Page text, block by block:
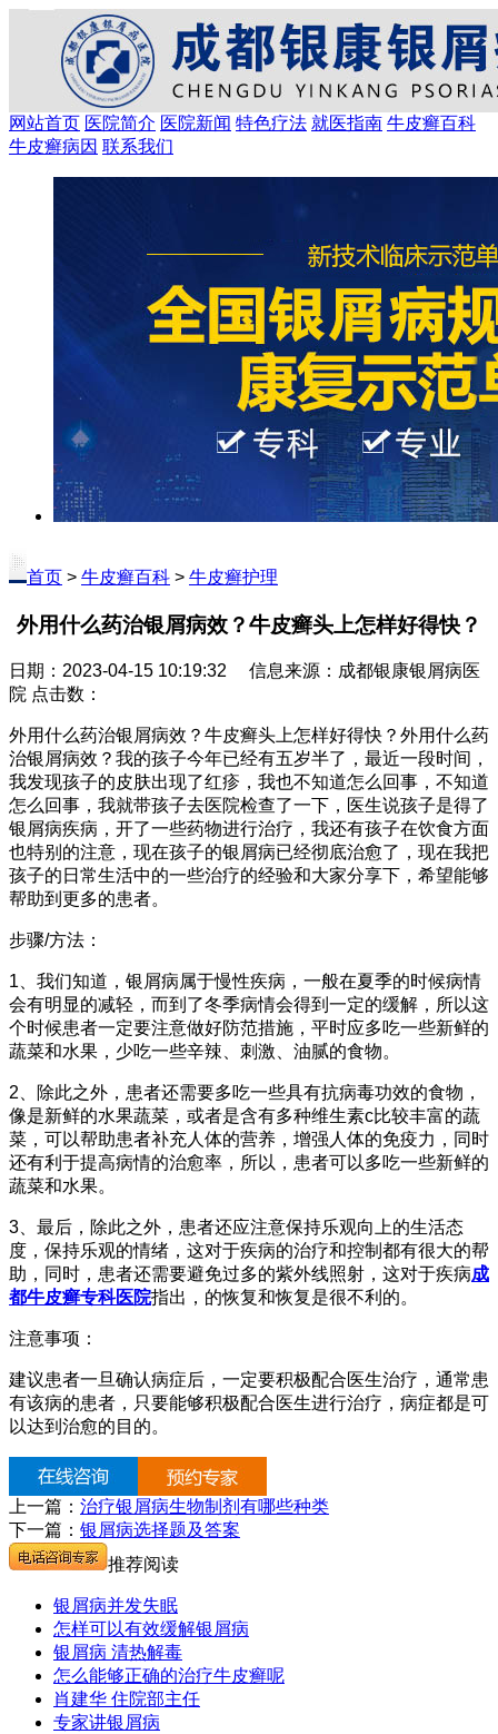
网站首页 医院简介 医院新闻 特色疗法 就医指南 牛皮癣百科
牛皮癣病因 联系我们
首页 > 牛皮癣百科 > 牛皮癣护理
外用什么药治银屑病效？牛皮癣头上怎样好得快？
日期：2023-04-15 10:19:32 信息来源：成都银康银屑病医
院 点击数：
外用什么药治银屑病效？牛皮癣头上怎样好得快？外用什么药
治银屑病效？我的孩子今年已经有五岁半了，最近一段时间，
我发现孩子的皮肤出现了红疹，我也不知道怎么回事，不知道
怎么回事，我就带孩子去医院检查了一下，医生说孩子是得了
银屑病疾病，开了一些药物进行治疗，我还有孩子在饮食方面
也特别的注意，现在孩子的银屑病已经彻底治愈了，现在我把
孩子的日常生活中的一些治疗的经验和大家分享下，希望能够
帮助到更多的患者。
步骤/方法：
1、我们知道，银屑病属于慢性疾病，一般在夏季的时候病情
会有明显的减轻，而到了冬季病情会得到一定的缓解，所以这
个时候患者一定要注意做好防范措施，平时应多吃一些新鲜的
蔬菜和水果，少吃一些辛辣、刺激、油腻的食物。
2、除此之外，患者还需要多吃一些具有抗病毒功效的食物，
像是新鲜的水果蔬菜，或者是含有多种维生素c比较丰富的蔬
菜，可以帮助患者补充人体的营养，增强人体的免疫力，同时
还有利于提高病情的治愈率，所以，患者可以多吃一些新鲜的
蔬菜和水果。
3、最后，除此之外，患者还应注意保持乐观向上的生活态
度，保持乐观的情绪，这对于疾病的治疗和控制都有很大的帮
助，同时，患者还需要避免过多的紫外线照射，这对于疾病成
都牛皮癣专科医院指出，的恢复和恢复是很不利的。
注意事项：
建议患者一旦确认病症后，一定要积极配合医生治疗，通常患
有该病的患者，只要能够积极配合医生进行治疗，病症都是可
以达到治愈的目的。
上一篇： 治疗银屑病生物制剂有哪些种类
下一篇： 银屑病选择题及答案
推荐阅读
银屑病并发失眠
怎样可以有效缓解银屑病
银屑病 清热解毒
怎么能够正确的治疗牛皮癣呢
肖建华 住院部主任
专家讲银屑病